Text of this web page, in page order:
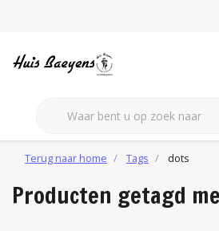
Terug naar home Tags dots
Producten getagd